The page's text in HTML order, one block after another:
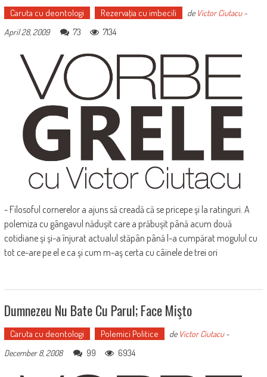
Caruta cu deontologi Rezervaţia cu imbecili de Victor Ciutacu-
April 28, 2009
73 7134
- Filosoful cornerelor a ajuns să creadă că se pricepe şi la ratinguri. A
polemiza cu gângavul năduşit care a prăbuşit până acum două
cotidiane şi şi-a înjurat actualul stăpân până l-a cumpărat mogulul cu
tot ce-are pe el e ca şi cum m-aş certa cu câinele de trei ori
Dumnezeu Nu Bate Cu Parul; Face Mişto
Caruta cu deontologi Polemici Politice de Victor Ciutacu-
December 8, 2008
99 6934